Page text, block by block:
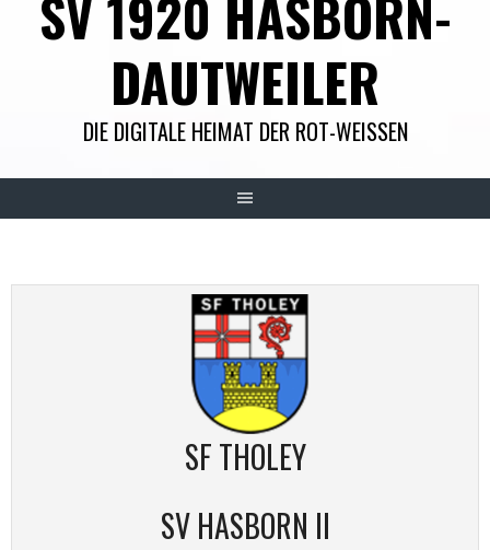
SV 1920 HASBORN-
DAUTWEILER
DIE DIGITALE HEIMAT DER ROT-WEISSEN
SF THOLEY
SV HASBORN II